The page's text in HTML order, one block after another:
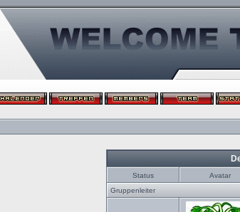
Status Avatar
Gruppenleiter